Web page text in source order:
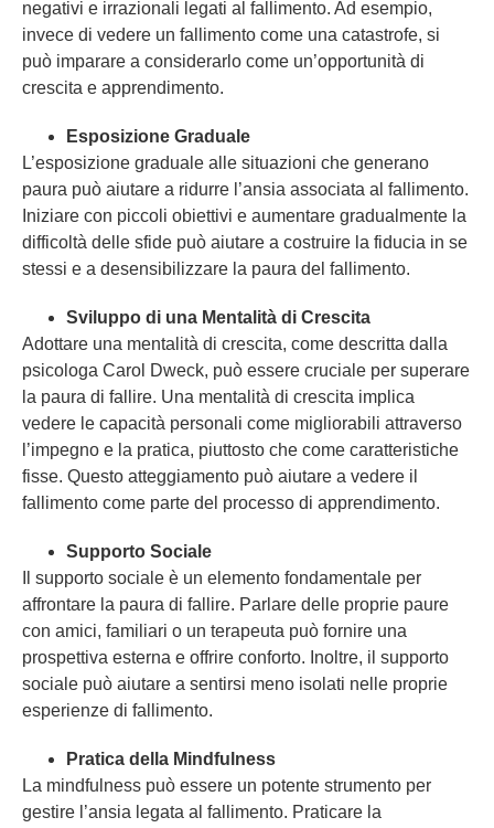
negativi e irrazionali legati al fallimento. Ad esempio,
invece di vedere un fallimento come una catastrofe, si
può imparare a considerarlo come un’opportunità di
crescita e apprendimento.
Esposizione Graduale
L’esposizione graduale alle situazioni che generano
paura può aiutare a ridurre l’ansia associata al fallimento.
Iniziare con piccoli obiettivi e aumentare gradualmente la
difficoltà delle sfide può aiutare a costruire la fiducia in se
stessi e a desensibilizzare la paura del fallimento.
Sviluppo di una Mentalità di Crescita
Adottare una mentalità di crescita, come descritta dalla
psicologa Carol Dweck, può essere cruciale per superare
la paura di fallire. Una mentalità di crescita implica
vedere le capacità personali come migliorabili attraverso
l’impegno e la pratica, piuttosto che come caratteristiche
fisse. Questo atteggiamento può aiutare a vedere il
fallimento come parte del processo di apprendimento.
Supporto Sociale
Il supporto sociale è un elemento fondamentale per
affrontare la paura di fallire. Parlare delle proprie paure
con amici, familiari o un terapeuta può fornire una
prospettiva esterna e offrire conforto. Inoltre, il supporto
sociale può aiutare a sentirsi meno isolati nelle proprie
esperienze di fallimento.
Pratica della Mindfulness
La mindfulness può essere un potente strumento per
gestire l’ansia legata al fallimento. Praticare la